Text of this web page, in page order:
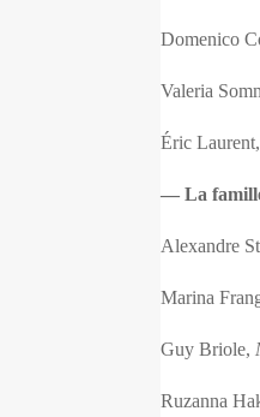
Domenico
Valeria
Éric Laurent,
— La
Alexandre
Marina
Guy Briole,
Ruzanna